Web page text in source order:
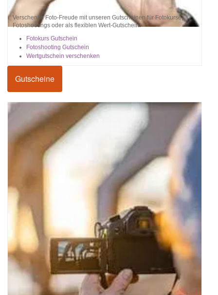
Verschenke Foto-Freude mit unseren Gutscheinen für Fotokurse,
Fotoshootings oder als flexiblen Wert-Gutschein!
Fotokurs Gutschein
Fotoshooting Gutschein
Wertgutschein verschenken
Gutscheine